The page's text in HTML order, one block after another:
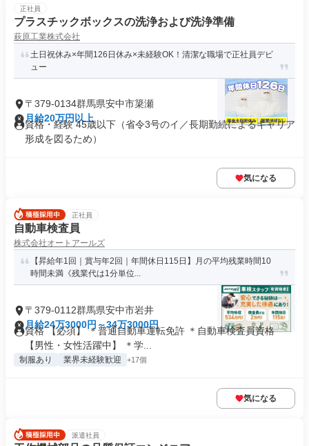
正社員
プラスチックボックスの洗浄および洗浄準備
萩原工業株式会社
土日祝休み×年間126日休み×未経験OK！清潔な職場で正社員デビ
ュー
〒379-0134群馬県安中市簗瀬
月給20万円以上
資格・経験 45歳以下（省令3号のイ／長期勤続によるキャリア
形成を図るため）
気になる
正社員
自動車検査員
株式会社オートアールズ
【昇給年1回｜賞与年2回｜年間休日115日】月の平均残業時間10
時間未満《残業代は1分単位...
〒379-0112群馬県安中市岩井
月給24万3000円～34万3000円
資格 【必須】 ＊普通自動車運転免許 ＊自動車検査員資格
【男性・女性活躍中】 ＊学...
制服あり 業界未経験歓迎 +17個
気になる
派遣社員